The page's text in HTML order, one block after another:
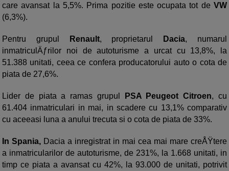
care avansat la 5,5%. Prima pozitie este ocupata tot de VW
(6,3%).
Pentru grupul Renault, proprietarul Dacia, numarul
inmatriculÄƒrilor noi de autoturisme a urcat cu 13,8%, la
51.388 unitati, ceea ce confera producatorului auto o cota de
piata de 27,6%.
Lider de piata a ramas grupul PSA Peugeot Citroen, cu
61.404 inmatriculari in mai, in scadere cu 13,1% comparativ
cu aceeasi luna a anului trecuta si o cota de piata de 33%.
In Spania, Dacia a inregistrat in mai cea mai mare creÅŸtere
a inmatricularilor de autoturisme, de 231%, la 1.668 unitati, in
timp ce piata a avansat cu 42%, la 93.000 de unitati, potrivit